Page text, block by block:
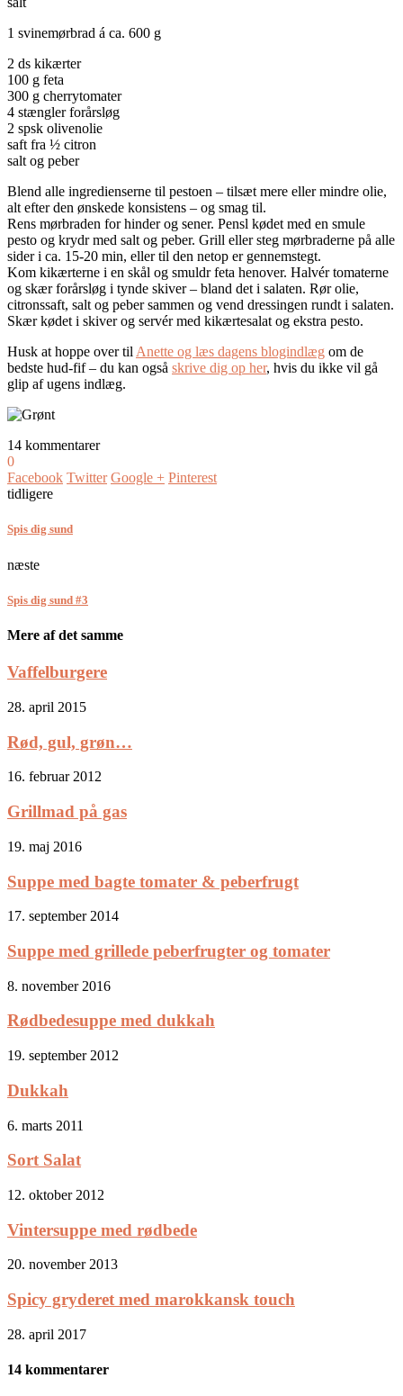
1 svinemørbrad á ca. 600 g
2 ds kikærter
100 g feta
300 g cherrytomater
4 stængler forårsløg
2 spsk olivenolie
saft fra ½ citron
salt og peber
Blend alle ingredienserne til pestoen – tilsæt mere eller mindre olie,
alt efter den ønskede konsistens – og smag til.
Rens mørbraden for hinder og sener. Pensl kødet med en smule
pesto og krydr med salt og peber. Grill eller steg mørbraderne på alle
sider i ca. 15-20 min, eller til den netop er gennemstegt.
Kom kikærterne i en skål og smuldr feta henover. Halvér tomaterne
og skær forårsløg i tynde skiver – bland det i salaten. Rør olie,
citronssaft, salt og peber sammen og vend dressingen rundt i salaten.
Skær kødet i skiver og servér med kikærtesalat og ekstra pesto.
Husk at hoppe over til Anette og læs dagens blogindlæg om de
bedste hud-fif – du kan også skrive dig op her, hvis du ikke vil gå
glip af ugens indlæg.
14 kommentarer
0
Facebook Twitter Google + Pinterest
tidligere
Spis dig sund
næste
Spis dig sund #3
Mere af det samme
Vaffelburgere
28. april 2015
Rød, gul, grøn…
16. februar 2012
Grillmad på gas
19. maj 2016
Suppe med bagte tomater & peberfrugt
17. september 2014
Suppe med grillede peberfrugter og tomater
8. november 2016
Rødbedesuppe med dukkah
19. september 2012
Dukkah
6. marts 2011
Sort Salat
12. oktober 2012
Vintersuppe med rødbede
20. november 2013
Spicy gryderet med marokkansk touch
28. april 2017
14 kommentarer